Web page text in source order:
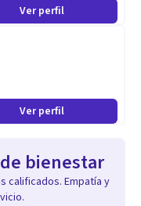
Ver perfil
Ver perfil
bienestar
calificados. Empatía y